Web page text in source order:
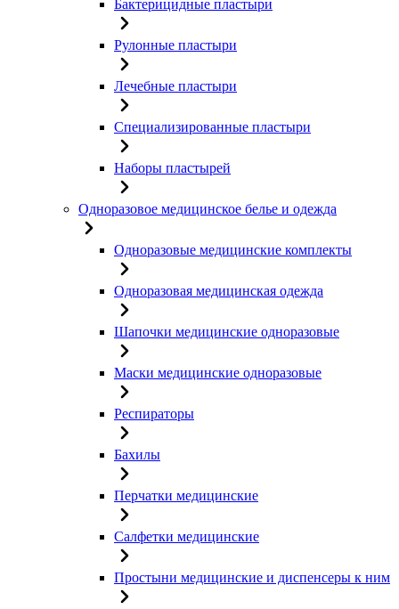
Бактерицидные пластыри
Рулонные пластыри
Лечебные пластыри
Специализированные пластыри
Наборы пластырей
Одноразовое медицинское белье и одежда
Одноразовые медицинские комплекты
Одноразовая медицинская одежда
Шапочки медицинские одноразовые
Маски медицинские одноразовые
Респираторы
Бахилы
Перчатки медицинские
Салфетки медицинские
Простыни медицинские и диспенсеры к ним